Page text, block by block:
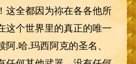
这全都因为祢在各各他所
这个世界里的真正的唯一
.哈.玛西阿克的圣名、